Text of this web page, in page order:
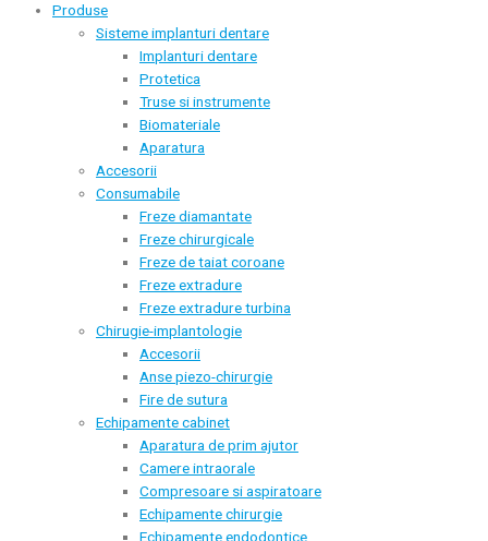
Produse
Sisteme implanturi dentare
Implanturi dentare
Protetica
Truse si instrumente
Biomateriale
Aparatura
Accesorii
Consumabile
Freze diamantate
Freze chirurgicale
Freze de taiat coroane
Freze extradure
Freze extradure turbina
Chirugie-implantologie
Accesorii
Anse piezo-chirurgie
Fire de sutura
Echipamente cabinet
Aparatura de prim ajutor
Camere intraorale
Compresoare si aspiratoare
Echipamente chirurgie
Echipamente endodontice